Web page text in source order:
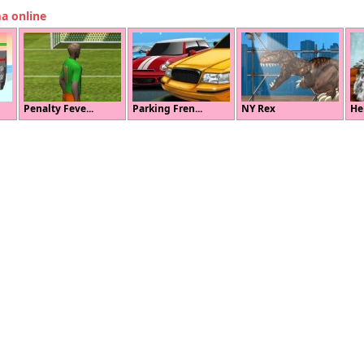
online
Penalty Feve... Parking Fren... NY Rex